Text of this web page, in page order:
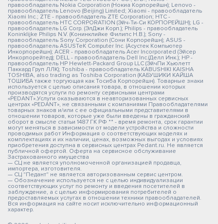
правообладатель Nokia Corporation (Нокиа Корпорейшн); Lenovo -
правообладатель Lenovo (Beijing) Limited; Xiaomi - правообладатель
Xiaomi Inc.; ZTE - правообладатель ZTE Corporation; HTC -
правообладатель HTC CORPORATION (Эйч-Ти-Си КОРПОРЕЙШН); LG -
правообладатель LG Corp. (ЭлДжи Корп.); Philips - правообладатель
Koninklijke Philips N.V. (Конинклийке Филипс Н.В.); Sony -
правообладатель Sony Corporation (Сони Корпорейшн); ASUS -
правообладатель ASUSTeK Computer Inc. (Асустек Компьютер
Инкорпорейшн); ACER - правообладатель Acer Incorporated (Эйсер
Инкорпорейтед); DELL - правообладатель Dell Inc.(Делл Инк.); HP -
правообладатель HP Hewlett-Packard Group LLC (ЭйчПи Хьюлетт
Паккард Груп ЛЛК); Toshiba - правообладатель KABUSHIKI KAISHA
TOSHIBA, also trading as Toshiba Corporation (КАБУШИКИ КАЙША
ТОШИБА также торгующая как Тосиба Корпорейшн). Товарные знаки
используется с целью описания товара, в отношении которых
производятся услуги по ремонту сервисными центрами
«PEDANT».Услуги оказываются в неавторизованных сервисных
центрах «PEDANT», не связанными с компаниями Правообладателями
товарных знаков и/или с ее официальными представителями в
отношении товаров, которые уже были введены в гражданский
оборот в смысле статьи 1487 ГК РФ ** - время ремонта, срок гарантии
могут меняться в зависимости от модели устройства и сложности
проводимых работ Информация о соответствующих моделях и
комплектациях и их наличии, ценах, возможных выгодах и условиях
приобретения доступна в сервисных центрах Pedant.ru. Не является
публичной офертой. Оферта на сервисное обслуживание
Застрахованного имущества
— СЦ не является уполномоченной организацией продавца,
импортера, изготовителя.
— СЦ "Педант" не является авторизованным сервис центром.
— Обозначение используется не с целью индивидуализации
соответствующих услуг по ремонту и введения посетителей в
заблуждение, а с целью информирования потребителей о
предоставляемых услугах в отношении техники правообладателей.
Вся информация на сайте носит исключительно информационный
характер.